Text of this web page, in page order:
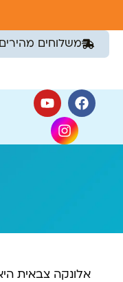
משלוחים
אלונקה צבאית